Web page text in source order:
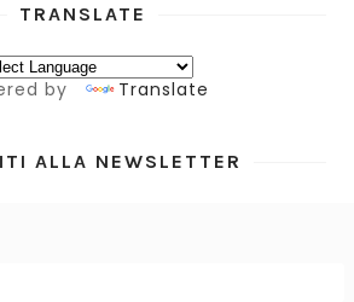
TRANSLATE
by Translate
ALLA NEWSLETTER